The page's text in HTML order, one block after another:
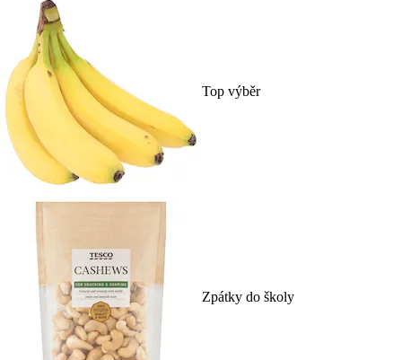
Top výběr
Zpátky do školy